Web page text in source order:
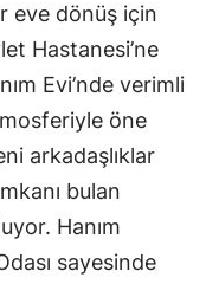
eve dönüş için
Hastanesi’ne
Evi’nde verimli
öne
arkadaşlıklar
bulan
Hanım
sayesinde